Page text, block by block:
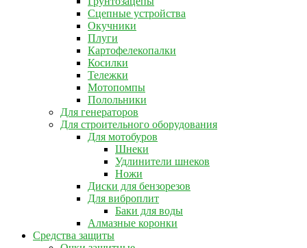
Сцепные устройства
Окучники
Плуги
Картофелекопалки
Косилки
Тележки
Мотопомпы
Полольники
Для генераторов
Для строительного оборудования
Для мотобуров
Шнеки
Удлинители шнеков
Ножи
Диски для бензорезов
Для виброплит
Баки для воды
Алмазные коронки
Средства защиты